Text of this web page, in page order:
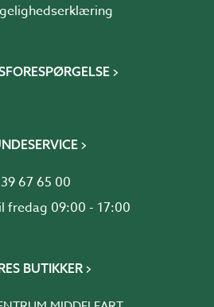
39 67 65 00
fredag 09:00 - 17:00
BUTIKKER